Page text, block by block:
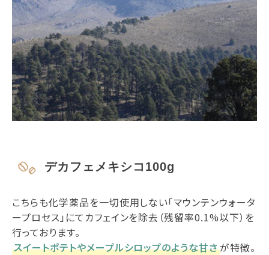
デカフェメキシコ100g
こちらも化学薬品を一切使用しない「マウンテンウォータ
ープロセス」にてカフェインを除去（残留率0.1%以下）を
行っております。
スイートポテトやメープルシロップのような甘さが特徴。